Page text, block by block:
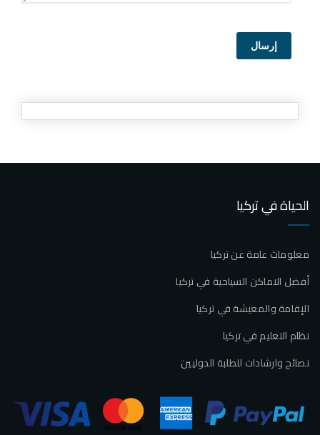
إرسال
الحياة في تركيا
معلومات عامة عن تركيا
أفضل الاماكن السياحية في تركيا
الإقامة والمعيشة في تركيا
نظام التعليم في تركيا
نصائح وارشادات للطلبة الدوليين